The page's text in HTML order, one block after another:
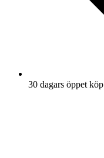
30 dagars öppet köp